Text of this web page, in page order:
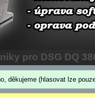
děkujeme (hlasovat lze